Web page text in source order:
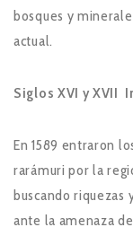
bosques y
actual.
Siglos XVI y XVII
En 1589 entraron
rarámuri por la
buscando riquezas
ante la amenaza